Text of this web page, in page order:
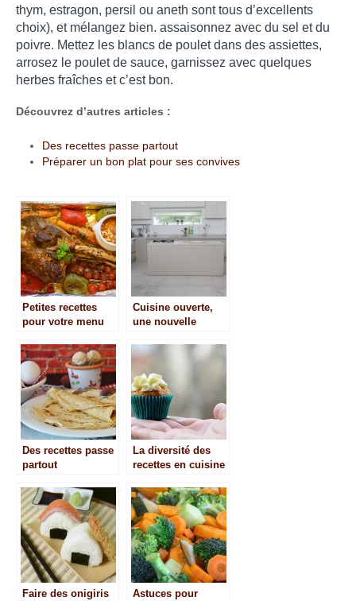
thym, estragon, persil ou aneth sont tous d’excellents
choix), et mélangez bien. assaisonnez avec du sel et du
poivre. Mettez les blancs de poulet dans des assiettes,
arrosez le poulet de sauce, garnissez avec quelques
herbes fraîches et c’est bon.
Découvrez d’autres articles :
Des recettes passe partout
Préparer un bon plat pour ses convives
Petites recettes
pour votre menu
Cuisine ouverte,
une nouvelle
Des recettes passe
partout
La diversité des
recettes en cuisine
Faire des onigiris
Astuces pour